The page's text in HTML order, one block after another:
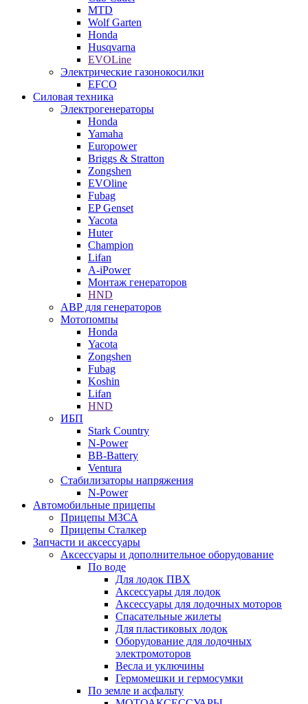
MTD
Wolf Garten
Honda
Husqvarna
EVOLine
Электрические газонокосилки
EFCO
Силовая техника
Электрогенераторы
Honda
Yamaha
Europower
Briggs & Stratton
Zongshen
EVOline
Fubag
EP Genset
Yacota
Huter
Champion
Lifan
A-iPower
Монтаж генераторов
HND
АВР для генераторов
Мотопомпы
Honda
Yacota
Zongshen
Fubag
Koshin
Lifan
HND
ИБП
Stark Country
N-Power
BB-Battery
Ventura
Стабилизаторы напряжения
N-Power
Автомобильные прицепы
Прицепы МЗСА
Прицепы Сталкер
Запчасти и аксессуары
Аксессуары и дополнительное оборудование
По воде
Для лодок ПВХ
Аксессуары для лодок
Аксессуары для лодочных моторов
Спасательные жилеты
Для пластиковых лодок
Оборудование для лодочных
электромоторов
Весла и уключины
Гермомешки и гермосумки
По земле и асфальту